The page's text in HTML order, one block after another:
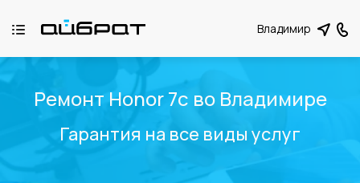
Владимир
Ремонт Honor 7c во Владимире
Гарантия на все виды услуг